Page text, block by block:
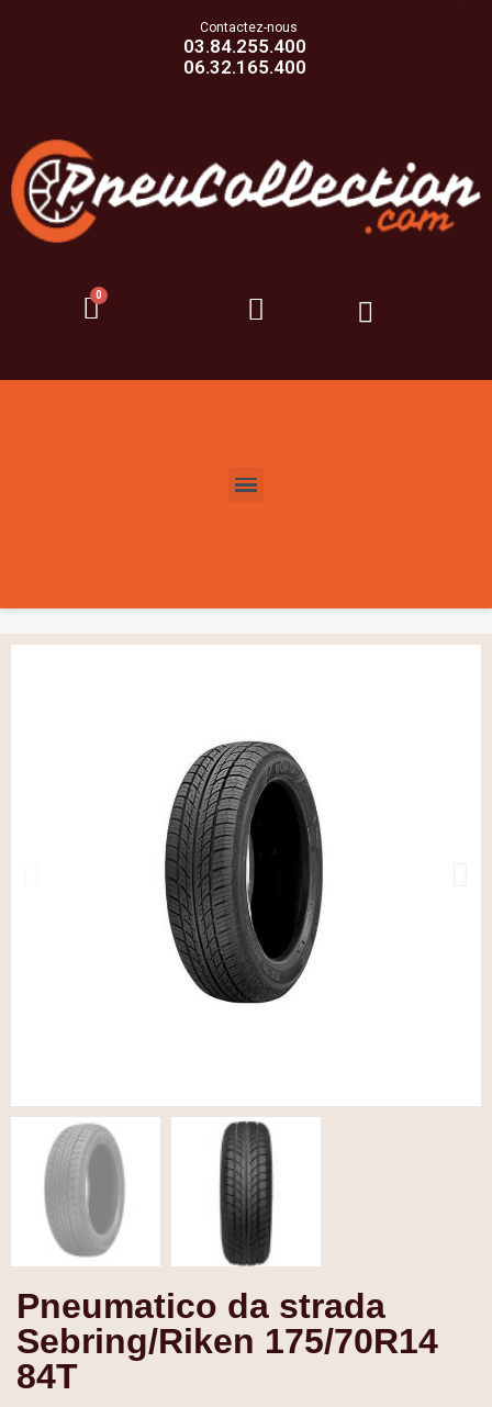
Contactez-nous
03.84.255.400
06.32.165.400
Pneumatico da strada
Sebring/Riken 175/70R14
84T